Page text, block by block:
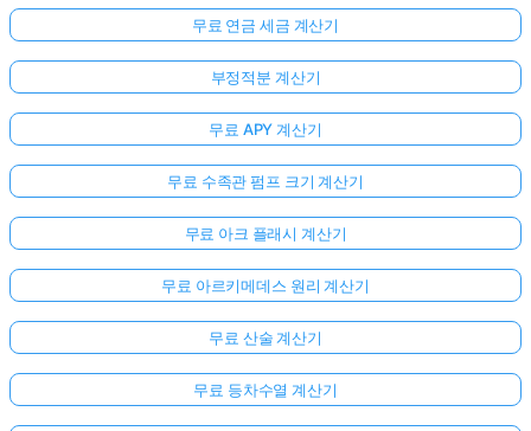
무료 연금 세금 계산기
부정적분 계산기
무료 APY 계산기
무료 수족관 펌프 크기 계산기
무료 아크 플래시 계산기
무료 아르키메데스 원리 계산기
무료 산술 계산기
무료 등차수열 계산기